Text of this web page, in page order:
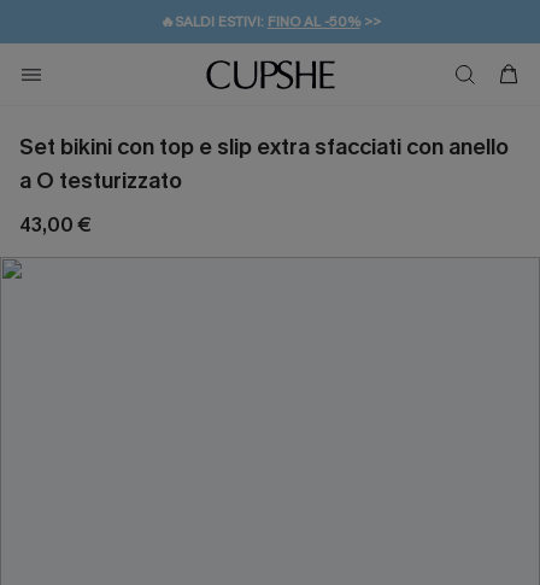
🔥SALDI ESTIVI: FINO AL -50%>>
🚚SPEDIZIONE GRATUITA DA 49€
💌REGALO PER I NUOVI: 20% DI SCONTO*
Set bikini con top e slip extra sfacciati con anello
a O testurizzato
43,00 €